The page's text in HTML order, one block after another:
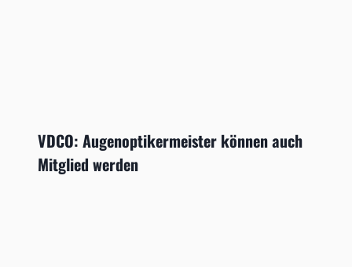
VDCO: Augenoptikermeister können auch
Mitglied werden